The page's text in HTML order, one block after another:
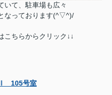
て、駐車場も広々
なっております(^▽^)/
こちらからクリック↓↓
105号室